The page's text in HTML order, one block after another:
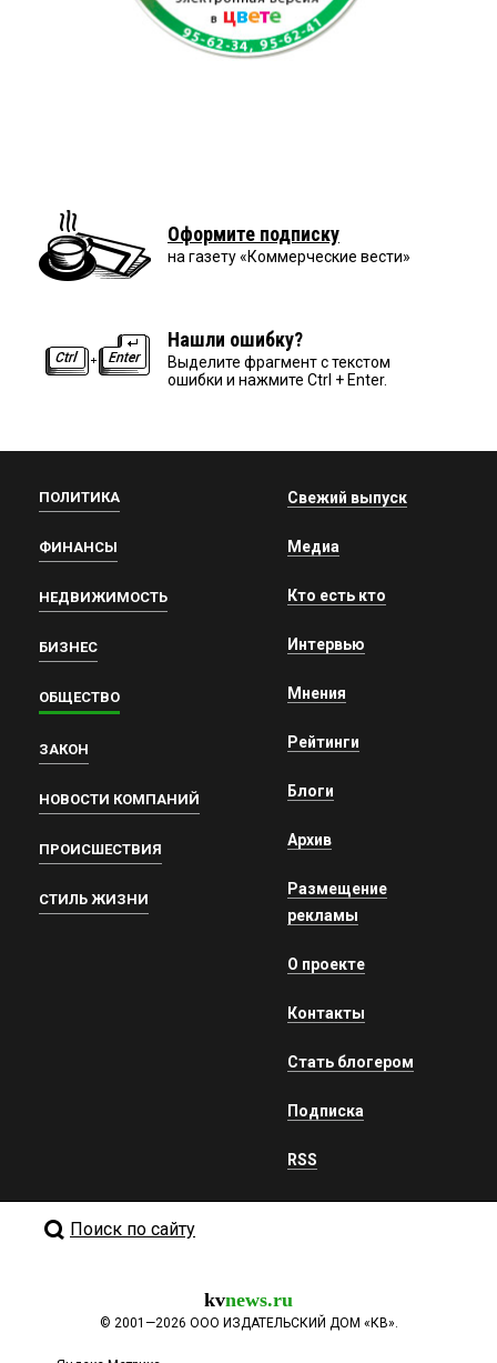
Оформите подписку
на газету «Коммерческие вести»
Нашли ошибку?
Выделите фрагмент с текстом
ошибки и нажмите Ctrl + Enter.
ПОЛИТИКА
ФИНАНСЫ
НЕДВИЖИМОСТЬ
БИЗНЕС
ОБЩЕСТВО
ЗАКОН
НОВОСТИ КОМПАНИЙ
ПРОИСШЕСТВИЯ
СТИЛЬ ЖИЗНИ
Свежий выпуск
Медиа
Кто есть кто
Интервью
Мнения
Рейтинги
Блоги
Архив
Размещение
рекламы
О проекте
Контакты
Стать блогером
Подписка
RSS
Поиск по сайту
kvnews.ru
© 2001—2026 ООО ИЗДАТЕЛЬСКИЙ ДОМ «КВ».